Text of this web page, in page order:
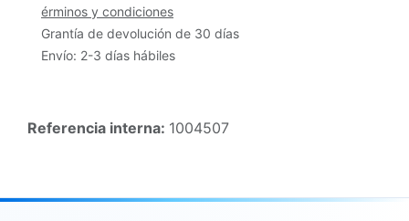
érminos y condiciones
Grantía de devolución de 30 días
Envío: 2-3 días hábiles
Referencia interna: 1004507